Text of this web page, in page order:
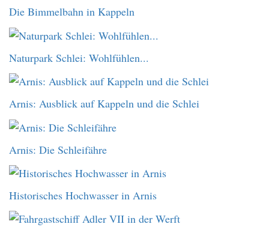
Die Bimmelbahn in Kappeln
Naturpark Schlei: Wohlfühlen...
Arnis: Ausblick auf Kappeln und die Schlei
Arnis: Die Schleifähre
Historisches Hochwasser in Arnis